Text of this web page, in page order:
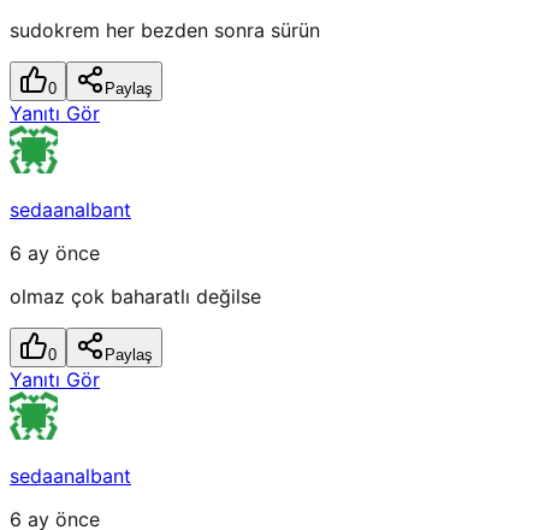
sudokrem her bezden sonra sürün
0 Paylaş
Yanıtı Gör
sedaanalbant
6 ay önce
olmaz çok baharatlı değilse
0 Paylaş
Yanıtı Gör
sedaanalbant
6 ay önce